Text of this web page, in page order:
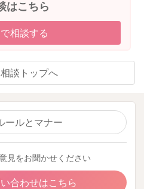
はこちら
相談する
談トップへ
ールとマナー
見をお聞かせください
合わせはこちら